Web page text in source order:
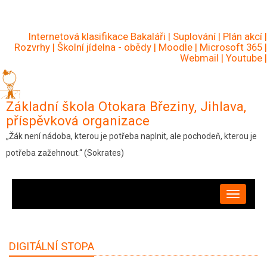
hlavnímuInternetová klasifikace Bakaláři | Suplování | Plán akcí |
Rozvrhy | Školní jídelna - obědy | Moodle | Microsoft 365 |
Webmail | Youtube |
Základní škola Otokara Březiny, Jihlava,
příspěvková organizace
„Žák není nádoba, kterou je potřeba naplnit, ale pochodeň, kterou je
potřeba zažehnout.“ (Sokrates)
DIGITÁLNÍ STOPA